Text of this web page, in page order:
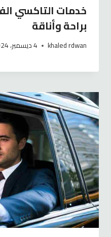
خدمات التاكسي
براحة وأناقة
khaled rdwan 4 ديسمبر، 2024